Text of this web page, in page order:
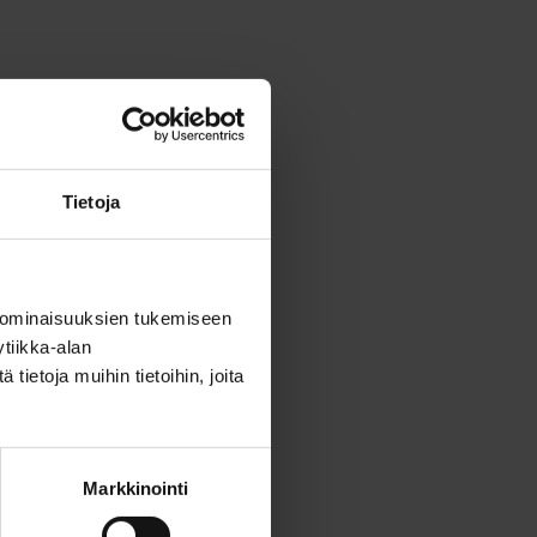
Tietoja
tukemiseen
alan
tietoja muihin tietoihin, joita
Markkinointi